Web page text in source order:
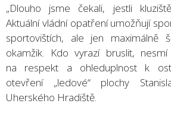
„Dlouho jsme čekali, jestli
Aktuální vládní opatření umožňují
sportovištích, ale jen maximálně
okamžik. Kdo vyrazí bruslit,
na respekt a ohleduplnost k
otevření „ledové“ plochy
Uherského Hradiště.